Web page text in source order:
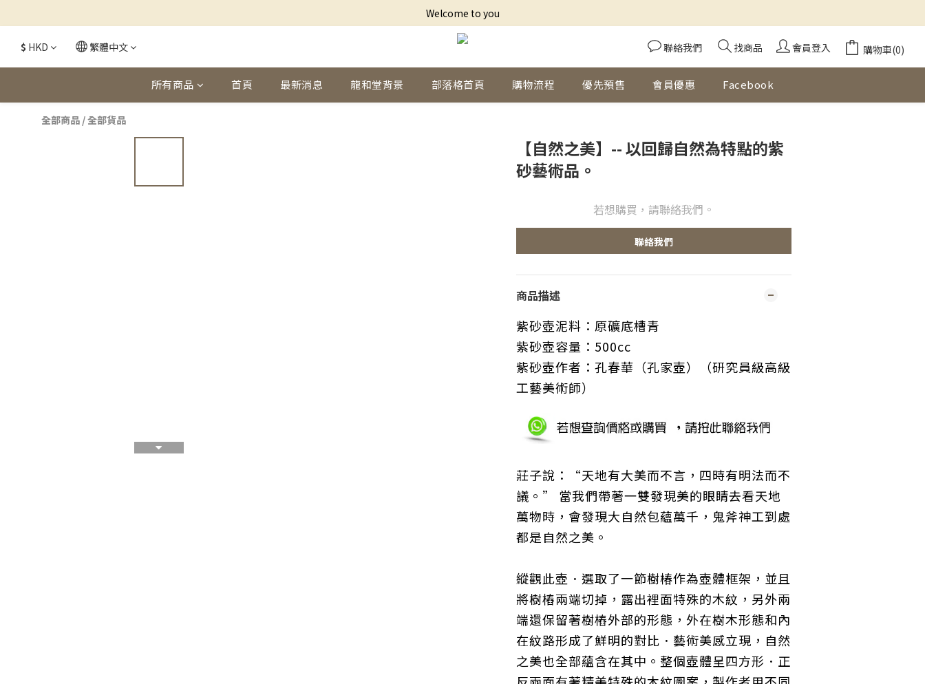
Welcome to you
$ HKD 繁體中文 聯絡我們 找商品 會員登入 購物車(0)
所有商品 首頁 最新消息 龍和堂背景 部落格首頁 購物流程 優先預售 會員優惠 Facebook
全部商品 /全部貨品
【自然之美】-- 以回歸自然為特點的紫
砂藝術品。
若想購買，請聯絡我們。
聯絡我們
商品描述
紫砂壺泥料： 原礦底槽青
紫砂壺容量：500cc
紫砂壺作者： 孔春華 （孔家壺）
（研究員級高級
工藝美術師）
莊子說：“天地有大美而不言，四時有明法而不
議。” 當我們帶著一雙發現美的眼睛去看天地
萬物時，會發現大自然包蘊萬千，鬼斧神工到處
都是自然之美。
縱觀此壺．選取了一節樹椿作為壺體框架，並且
將樹樁兩端切掉，露出裡面特殊的木紋，另外兩
端還保留著樹樁外部的形態，外在樹木形態和內
在紋路形成了鮮明的對比．藝術美感立現，自然
之美也全部蘊含在其中。整個壺體呈四方形．正